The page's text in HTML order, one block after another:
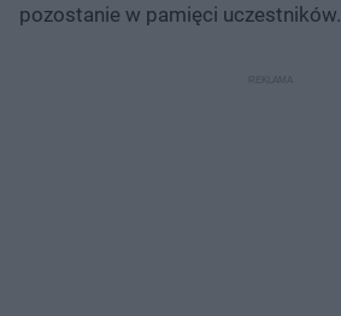
pozostanie w pamięci uczestników.